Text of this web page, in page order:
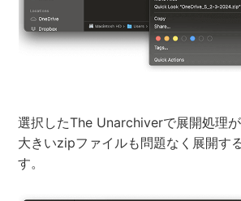
選択したThe Unarchiverで展開処理
大きいzipファイルも問題なく展開す
す。